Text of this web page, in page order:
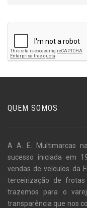
QUEM SOMOS
A A. E. Multimarcas
sucesso iniciada em
vendas de veículos da
terceirização de
trazemos para o
transparência que nos